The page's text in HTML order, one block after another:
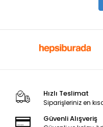
Hızlı Teslimat
Siparişleriniz en
Güvenli Alışveriş